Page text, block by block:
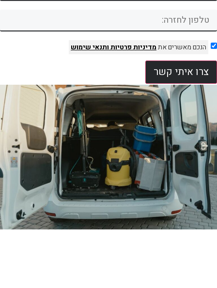
הנכם מאשרים אתמדיניות פרטיותותנאי שימוש
צרו איתי קשר